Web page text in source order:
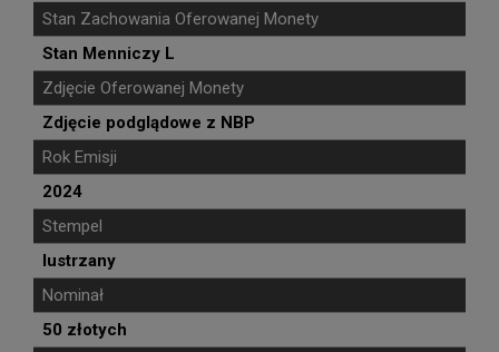
Stan Zachowania Oferowanej Monety
Stan Menniczy L
Zdjęcie Oferowanej Monety
Zdjęcie podglądowe z NBP
Rok Emisji
2024
Stempel
lustrzany
Nominał
50 złotych